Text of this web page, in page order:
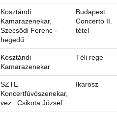
Kosztándi
Kamarazenekar,
Szecsődi Ferenc -
hegedű
Budapest
Concerto II.
tétel
Kosztándi
Kamarazenekar
Téli rege
SZTE
Koncertfúvószenekar,
vez.: Csikota József
Ikarosz